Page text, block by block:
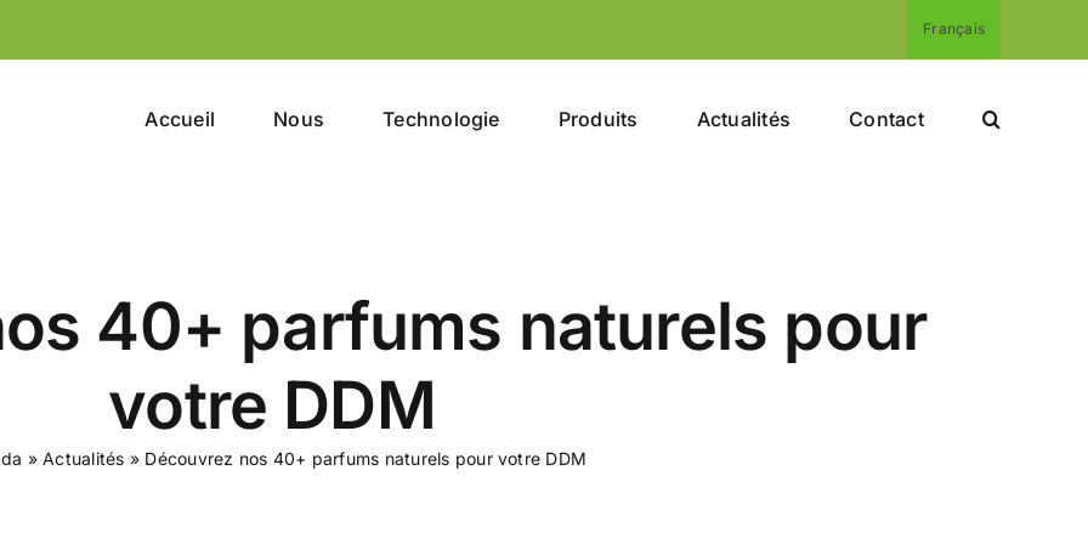
Français
Accueil Nous Technologie Produits Actualités Contact
40+ parfums naturels pour
votre DDM
»Actualités » Découvrez nos 40+ parfums naturels pour votre DDM